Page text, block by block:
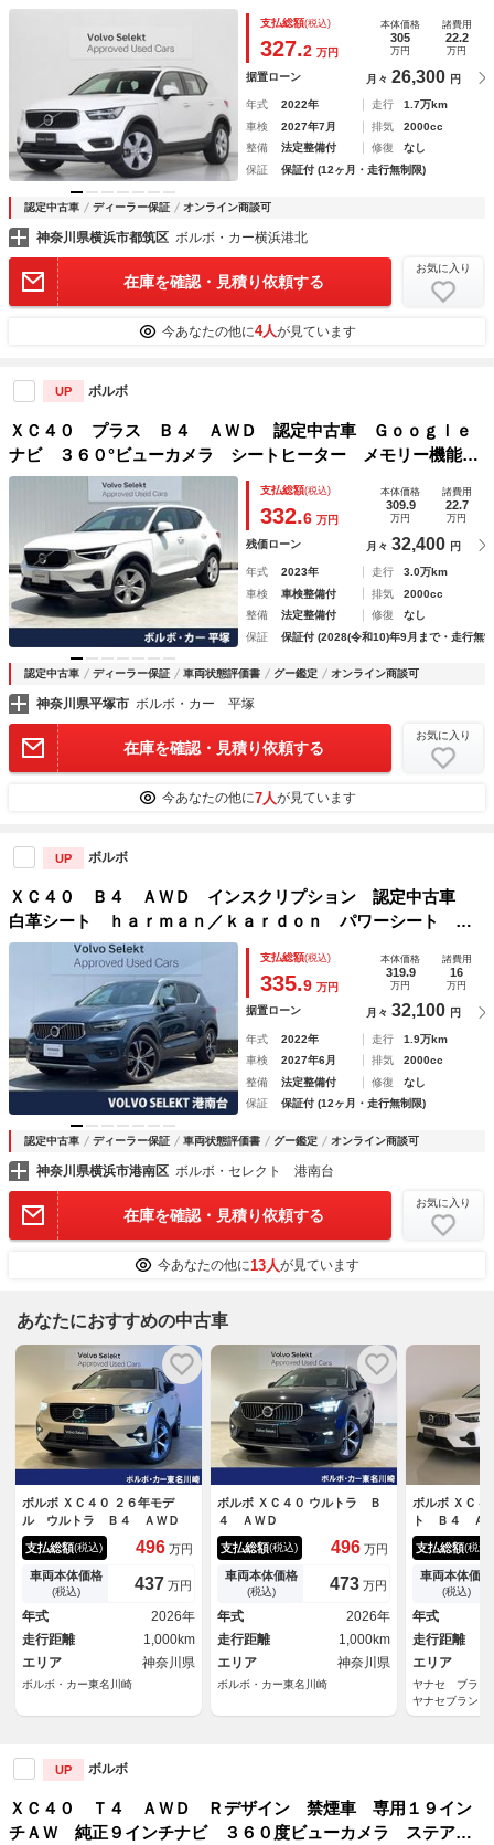
ヒーター フロントシートヒーター ３６０°カメラ パワーテ
ールゲート 助手席８ウェイパワーシート パイロットアシス
支払総額(税込)
327.2 万円
本体価格
305
万円
諸費用
22.2
万円
据置ローン 月々 26,300 円
年式 2022年 走行
1.7万km
車検
2027年7月 排気
2000cc
整備
法定整備付 修復
なし
保証
保証付 (12ヶ月・走行無制限)
認定中古車 ディーラー保証 オンライン商談可
神奈川県横浜市都筑区 ボルボ・カー横浜港北
在庫を確認・見積り依頼する
お気に入り
今あなたの他に4人が見ています
UP ボルボ
ＸＣ４０ プラス Ｂ４ ＡＷＤ 認定中古車 Ｇｏｏｇｌｅ
ナビ ３６０°ビューカメラ シートヒーター メモリー機能付
きパワーシート パワーテールゲート ルーフレール Ｂｌｕ
ｅｔｏｏｔｈ ＥＴＣ 純正１８インチアルミホイール ＢＬ
支払総額(税込)
332.6 万円
本体価格
309.9
万円
諸費用
22.7
万円
残価ローン 月々 32,400 円
年式 2023年 走行
3.0万km
車検
車検整備付 排気
2000cc
整備
法定整備付 修復
なし
保証
保証付 (2028(令和10)年9月まで・走行無
認定中古車 ディーラー保証 車両状態評価書 グー鑑定 オンライン商談可
神奈川県平塚市 ボルボ・カー 平塚
在庫を確認・見積り依頼する
お気に入り
今あなたの他に7人が見ています
UP ボルボ
ＸＣ４０ Ｂ４ ＡＷＤ インスクリプション 認定中古車
白革シート ｈａｒｍａｎ／ｋａｒｄｏｎ パワーシート 衝
突被害軽減ブレーキ パイロットアシスト レーダークルー
ズ パワーバックドア 禁煙車 シートヒーター 純正ナビ
ＬＥＤヘッドライト
支払総額(税込)
335.9 万円
本体価格
319.9
万円
諸費用
16
万円
据置ローン 月々 32,100 円
年式 2022年 走行
1.9万km
車検
2027年6月 排気
2000cc
整備
法定整備付 修復
なし
保証
保証付 (12ヶ月・走行無制限)
認定中古車 ディーラー保証 車両状態評価書 グー鑑定 オンライン商談可
神奈川県横浜市港南区 ボルボ・セレクト 港南台
在庫を確認・見積り依頼する
お気に入り
今あなたの他に13人が見ています
あなたにおすすめの中古車
ボルボ ＸＣ４０ ２６年モデ
ル ウルトラ Ｂ４ ＡＷＤ
支払総額(税込) 496 万円
車両本体価格
(税込) 437 万円
年式
2026年
走行距離
1,000km
エリア
神奈川県
ボルボ・カー東名川崎
ボルボ ＸＣ４０ ウルトラ Ｂ
４ ＡＷＤ
支払総額(税込) 496 万円
車両本体価格
(税込) 473 万円
年式
2026年
走行距離
1,000km
エリア
神奈川県
ボルボ・カー東名川崎
ボルボ ＸＣ４
ト Ｂ４ Ａ
ター パワー
スルー フロ
テッド機能
ヤー接続 Ｂ
接続 ＥＴＣ
イト 電動リ
カメラ フロ
支払総額(税込)
車両本体価格
(税込)
年式
走行距離
エリア
ヤナセ ブラン
ヤナセブランド
UP ボルボ
ＸＣ４０ Ｔ４ ＡＷＤ Ｒデザイン 禁煙車 専用１９イン
チＡＷ 純正９インチナビ ３６０度ビューカメラ ステアリ